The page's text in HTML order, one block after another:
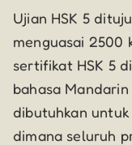
Ujian HSK 5
menguasai 2500
sertifikat HSK 5
bahasa
dibutuhkan
dimana seluruh